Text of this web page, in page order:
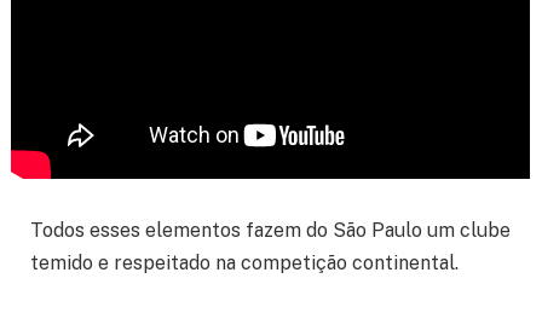
Todos esses elementos fazem do São Paulo um clube
temido e respeitado na competição continental.